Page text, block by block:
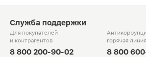
Служба поддержки
Для покупателей
и контрагентов
8 800 200-90-02
горячая линия
8 800